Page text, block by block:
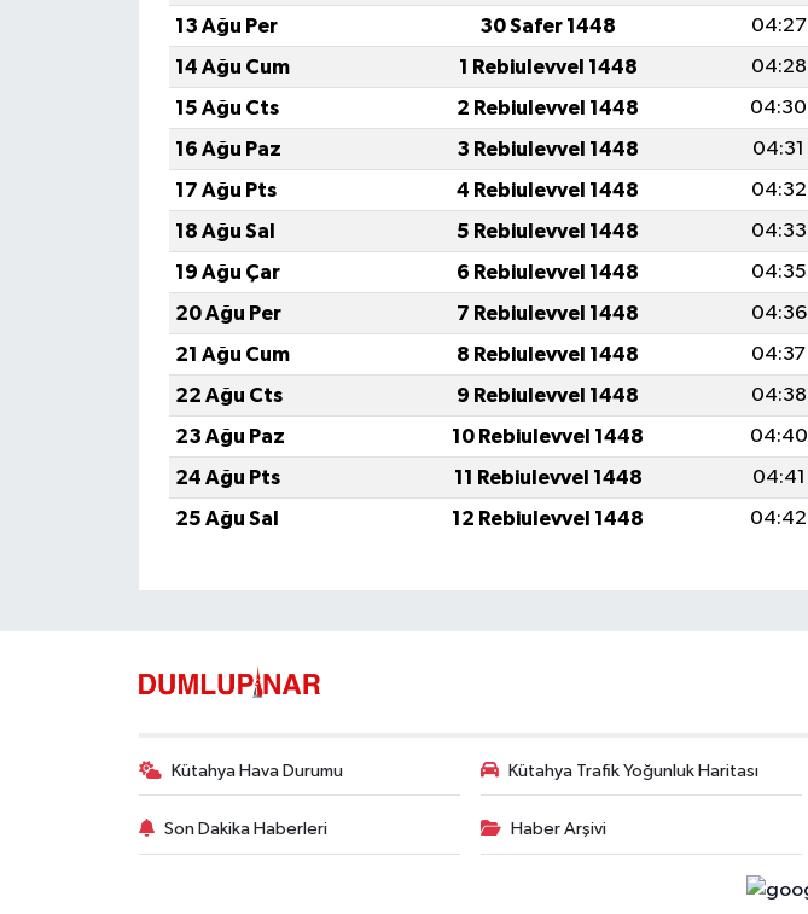
13 Ağu Per
30 Safer 1448 04:27
14 Ağu Cum
1 Rebiulevvel 1448 04:28
15 Ağu Cts
2 Rebiulevvel 1448 04:30
16 Ağu Paz
3 Rebiulevvel 1448 04:31
17 Ağu Pts
4 Rebiulevvel 1448 04:32
18 Ağu Sal
5 Rebiulevvel 1448 04:33
19 Ağu Çar
6 Rebiulevvel 1448 04:35
20 Ağu Per
7 Rebiulevvel 1448 04:36
21 Ağu Cum
8 Rebiulevvel 1448 04:37
22 Ağu Cts
9 Rebiulevvel 1448 04:38
23 Ağu Paz
10 Rebiulevvel 1448 04:40
24 Ağu Pts
11 Rebiulevvel 1448 04:41
25 Ağu Sal
12 Rebiulevvel 1448 04:42
Kütahya Hava Durumu Kütahya Trafik Yoğunluk Haritası
Son Dakika Haberleri Haber Arşivi